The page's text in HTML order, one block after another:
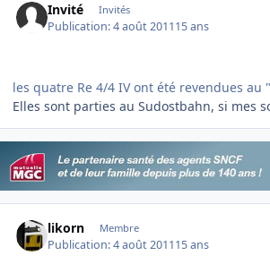
Invité Invités
Publication:4 août 201115 ans
les quatre Re 4/4 IV ont été revendues au
Elles sont parties au Sudostbahn, si mes
likorn Membre
Publication:4 août 201115 ans